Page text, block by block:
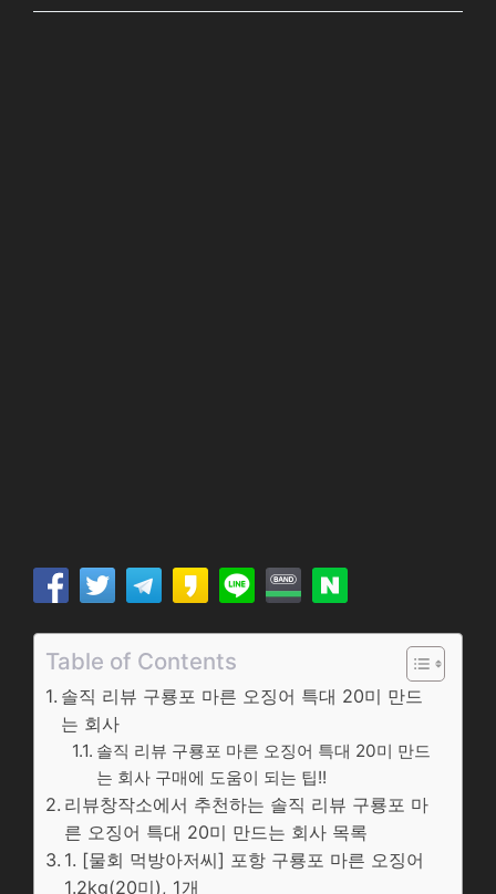
Table of Contents
솔직 리뷰 구룡포 마른 오징어 특대 20미 만드
는 회사
솔직 리뷰 구룡포 마른 오징어 특대 20미 만드
는 회사 구매에 도움이 되는 팁!!
리뷰창작소에서 추천하는 솔직 리뷰 구룡포 마
른 오징어 특대 20미 만드는 회사 목록
1. [물회 먹방아저씨] 포항 구룡포 마른 오징어
1.2kg(20미), 1개